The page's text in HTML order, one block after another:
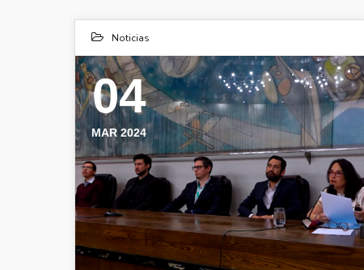
Noticias
04
MAR 2024